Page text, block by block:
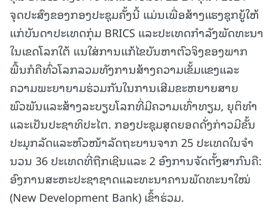
ຈຸດປະສົງຂອງກອງປະຊຸມຄັ້ງນີ້ ແມ່ນເພື່ອສ້າງແຮງຊຸກຍູ້ໃຫ້
ແກ່ບັນດາປະເທດກຸ່ມ BRICS ແລະປະເທດກໍາລັງພັດທະນາ
ໃນເຂດໂລກໃຕ້ ແນໃສ່ການແກ້ໄຂບັນຫາຕົວຈິງຂອງພາກ
ພື້ນກໍຄືທົ່ວໂລກລວມທັງການສ້າງຄວາມເຂັ້ມແຂງແລະ
ຄວາມພະຍາຍາມຮ່ວມກັນໃນການເສີມຂະຫຍາຍສາຍ
ພົວພັນແລະສ້າງລະບຽບໂລກທີ່ມີຄວາມເທົ່າທຽມ, ຍຸຕິທຳ
ແລະເປັນປະຊາທິປະໄຕ. ກອງປະຊຸມສຸດຍອດດັ່ງກ່າວມີຂັ້ນ
ປະມຸກລັດແລະຫົວໜ້າລັດຖະບານຈາກ 25 ປະເທດໃນຈໍາ
ນວນ 36 ປະເທດທີ່ຖືກເຊີນແລະ 2 ອົງການຈັດຕັ້ງສາກົນຄື:
ອົງການສະຫະປະຊາຊາດແລະທະນາຄານພັດທະນາໃໝ່
(New Development Bank) ເຂົ້າຮ່ວມ.